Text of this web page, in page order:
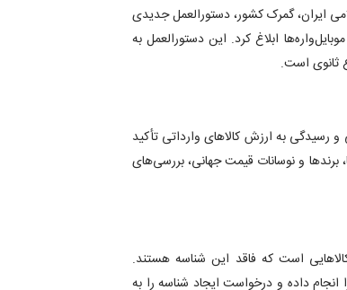
ایران، گمرک کشور، دستورالعمل جدیدی
ابلاغ کرد. این دستورالعمل به
ثانوی است.
و رسیدگی به ارزش کالاهای وارداتی تأکید
و نوسانات قیمت جهانی، بررسی‌های
است که فاقد این شناسه هستند.
داده و درخواست ایجاد شناسه را به